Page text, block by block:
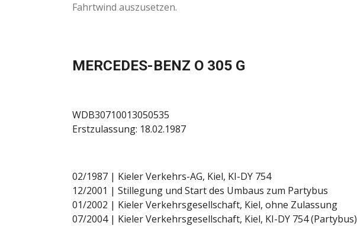
Fahrtwind auszusetzen.
MERCEDES-BENZ O 305 G
WDB30710013050535
Erstzulassung: 18.02.1987
02/1987 | Kieler Verkehrs-AG, Kiel, KI-DY 754
12/2001 | Stillegung und Start des Umbaus zum Partybus
01/2002 | Kieler Verkehrsgesellschaft, Kiel, ohne Zulassung
07/2004 | Kieler Verkehrsgesellschaft, Kiel, KI-DY 754 (Partybus)